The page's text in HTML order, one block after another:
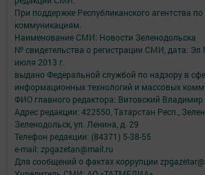
При поддержке Республиканского агентства
коммуникациям.
Наименование СМИ: Новости Зеленодольска
№ свидетельства о регистрации СМИ, дата:
июля 2013 г.
выдано Федеральной службой по надзору в
информационных технологий и массовых
ФИО главного редактора: Витовский Владимир
Адрес редакции: 422550, Татарстан Респ.,
Зеленодольск, ул. Ленина, д. 29
Телефон редакции: (84371) 5-38-55
e-mail: zpgazetan@mail.ru
Для сообщений о фактах коррупции